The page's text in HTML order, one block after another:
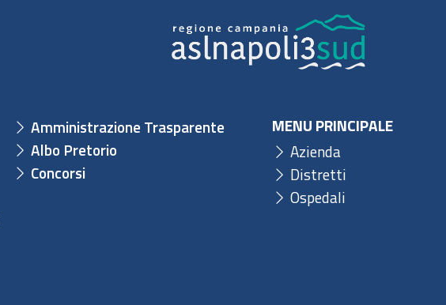
Amministrazione Trasparente
Albo Pretorio
Concorsi
MENU PRINCIPALE
Azienda
Distretti
Ospedali